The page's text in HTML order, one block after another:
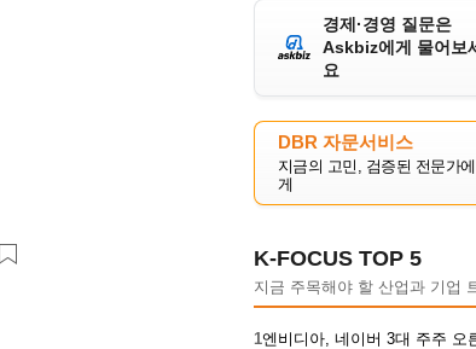
경제·경영 질문은
Askbiz에게 물어보
요
DBR 자문서비스
지금의 고민, 검증된 전문가에
게
K-FOCUS TOP 5
지금 주목해야 할 산업과 기업
1엔비디아, 네이버 3대 주주 오